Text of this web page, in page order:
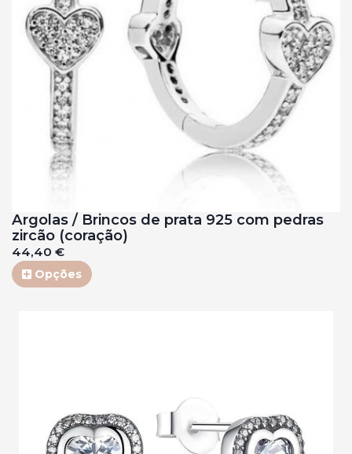
Argolas / Brincos de prata 925 com pedras
zircão (coração)
44,40 €
Opções